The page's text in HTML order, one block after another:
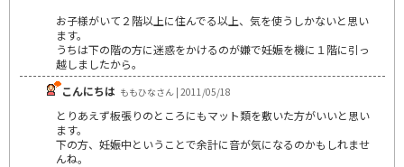
お子様がいて２階以上に住んでる以上、気を使うしかないと思い
ます。
うちは下の階の方に迷惑をかけるのが嫌で妊娠を機に１階に引っ
越しましたから。
こんにちは ももひなさん | 2011/05/18
とりあえず板張りのところにもマット類を敷いた方がいいと思い
ます。
下の方、妊娠中ということで余計に音が気になるのかもしれませ
んね。